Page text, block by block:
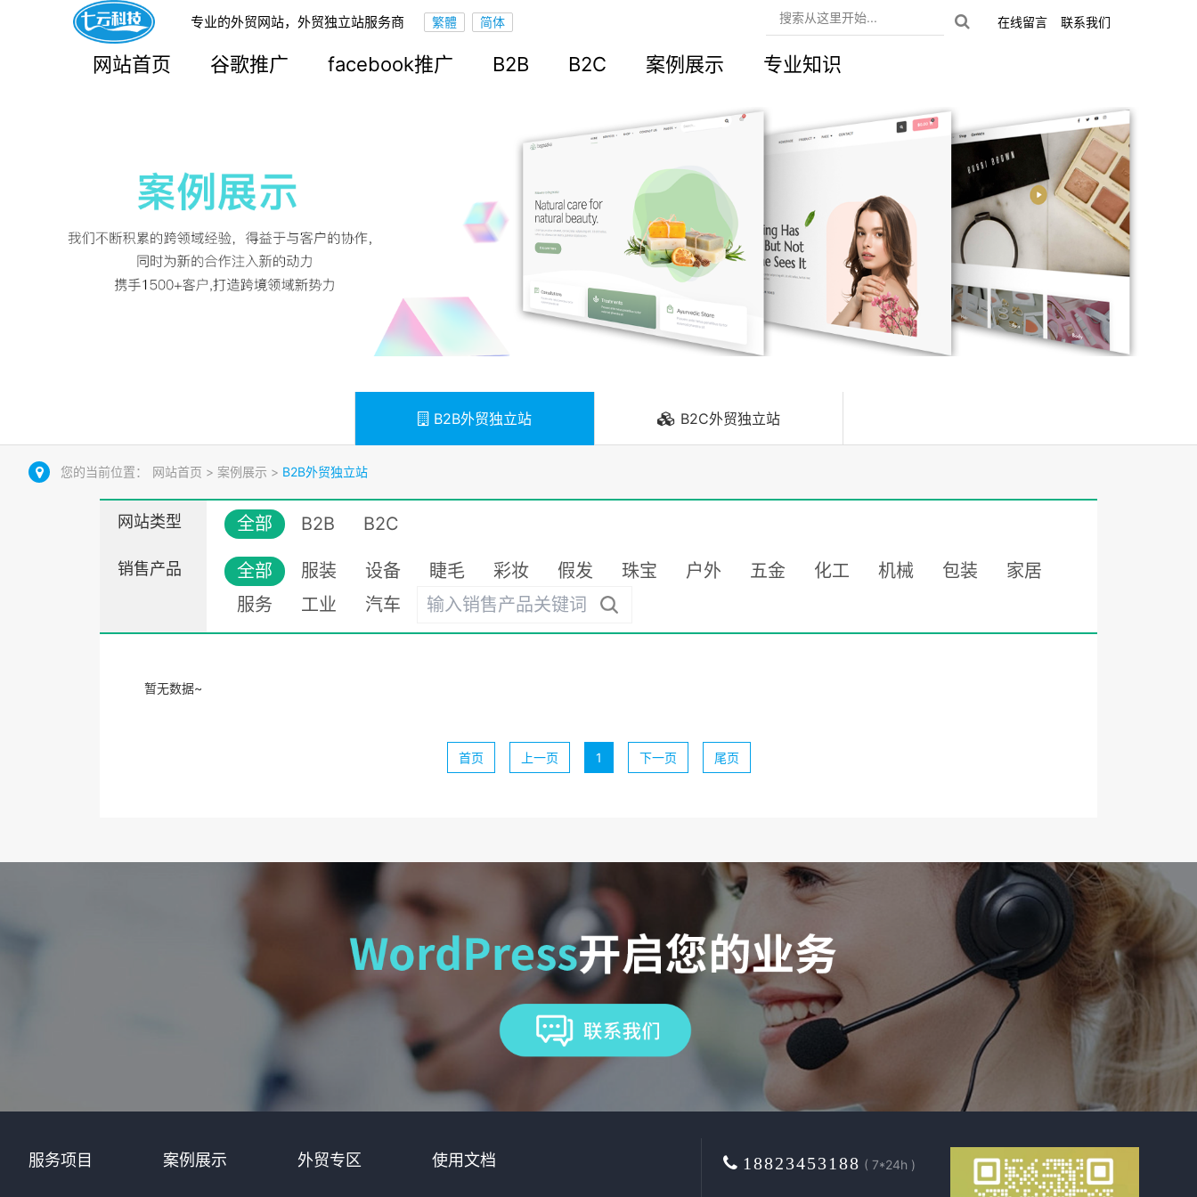
专业的外贸网站，外贸独立站服务商 在线留言 联系我们
网站首页 谷歌推广 facebook推广 B2B B2C 案例展示 专业知识
B2B外贸独立站 B2C外贸独立站
您的当前位置： 网站首页 > 案例展示 > B2B外贸独立站
网站类型 全部 B2B B2C
销售产品 全部 服装 设备 睫毛 彩妆 假发 珠宝 户外 五金 化工 机械 包装
家居
服务
工业 汽车
暂无数据~
首页 上一页 1 下一页 尾页
服务项目 案例展示 外贸专区 使用文档 18823453188 ( 7*24h )